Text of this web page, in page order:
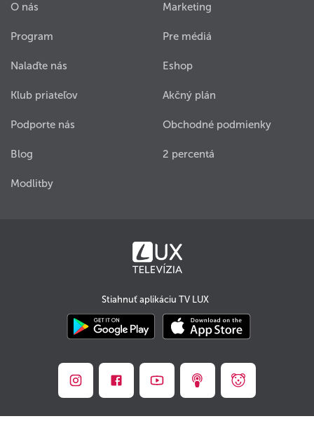
O nás
Program
Nalaďte nás
Klub priateľov
Podporte nás
Blog
Modlitby
Marketing
Pre médiá
Eshop
Akčný plán
Obchodné podmienky
2 percentá
Stiahnuť aplikáciu TV LUX